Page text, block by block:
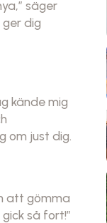
säger
dig
kände mig
om just dig.
att gömma
så fort!”